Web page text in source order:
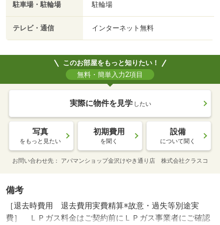
駐車場・駐輪場 駐輪場
テレビ・通信 インターネット無料
このお部屋をもっと知りたい！
無料・簡単入力2項目
実際に物件を見学 したい
写真
をもっと見たい
初期費用
を聞く
設備
について聞く
お問い合わせ先 アパマンショップ金沢けやき通り店 株式会社クラスコ
備考
［退去時費用 退去費用実費精算※故意・過失等別途実
費］ ＬＰガス料金はご契約前にＬＰガス事業者にご確認